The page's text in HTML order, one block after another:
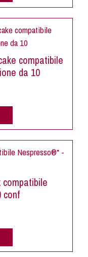
compatibile
da 10
compatibile
conf